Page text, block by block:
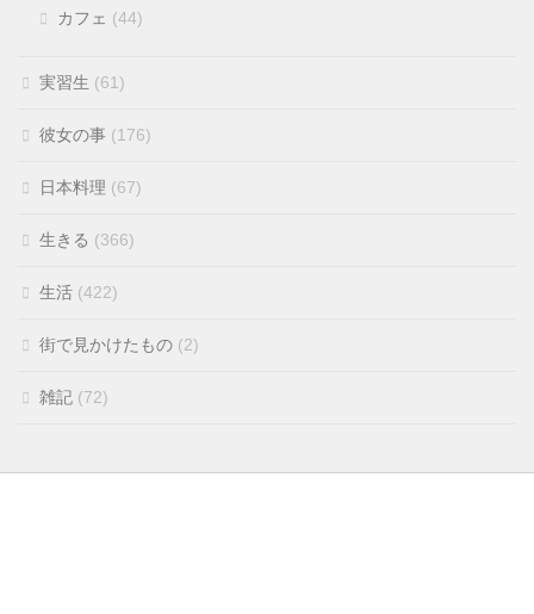
カフェ (44)
実習生 (61)
彼女の事 (176)
日本料理 (67)
生きる (366)
生活 (422)
街で見かけたもの (2)
雑記 (72)